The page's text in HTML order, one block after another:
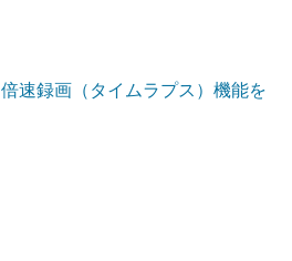
倍速録画（タイムラプス）機能を